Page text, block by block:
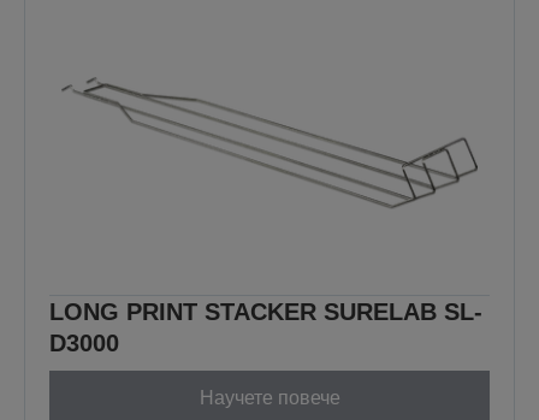
LONG PRINT STACKER SURELAB SL-
D3000
Научете повече